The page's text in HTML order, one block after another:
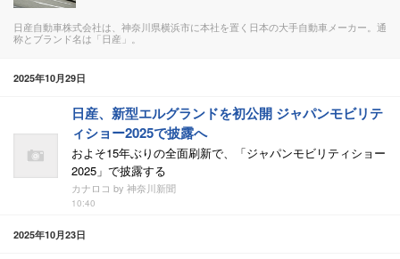
日産自動車株式会社は、神奈川県横浜市に本社を置く日本の大手自動車メーカー。通
称とブランド名は「日産」。
2025年10月29日
日産、新型エルグランドを初公開 ジャパンモビリテ
ィショー2025で披露へ
およそ15年ぶりの全面刷新で、「ジャパンモビリティショー
2025」で披露する
カナロコ by 神奈川新聞
10:40
2025年10月23日